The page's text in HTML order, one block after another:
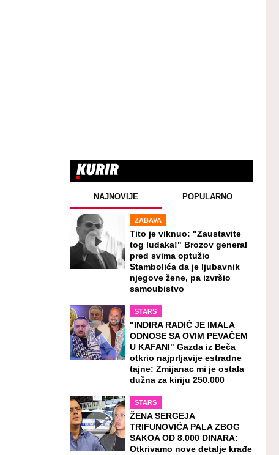
NAJNOVIJE POPULARNO
ZABAVA
Tito je viknuo: "Zaustavite
tog ludaka!" Brozov general
pred svima optužio
Stambolića da je ljubavnik
njegove žene, pa izvršio
samoubistvo
STARS
"INDIRA RADIĆ JE IMALA
ODNOSE SA OVIM PEVAČEM
U KAFANI" Gazda iz Beča
otkrio najprljavije estradne
tajne: Zmijanac mi je ostala
dužna za kiriju 250.000
STARS
ŽENA SERGEJA
TRIFUNOVIĆA PALA ZBOG
SAKOA OD 8.000 DINARA:
Otkrivamo nove detalje krađe